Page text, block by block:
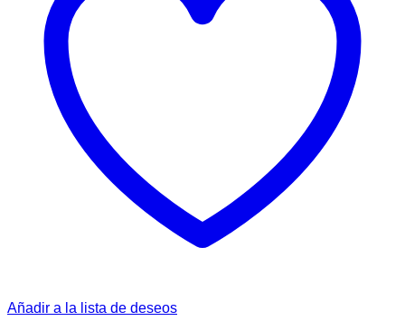
Añadir a la lista de deseos